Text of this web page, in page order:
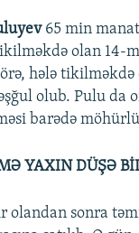
65 min
olan 14-
hələ
olub. Pulu da
barədə möhürlü
YAXIN DÜŞƏ
olandan sonra